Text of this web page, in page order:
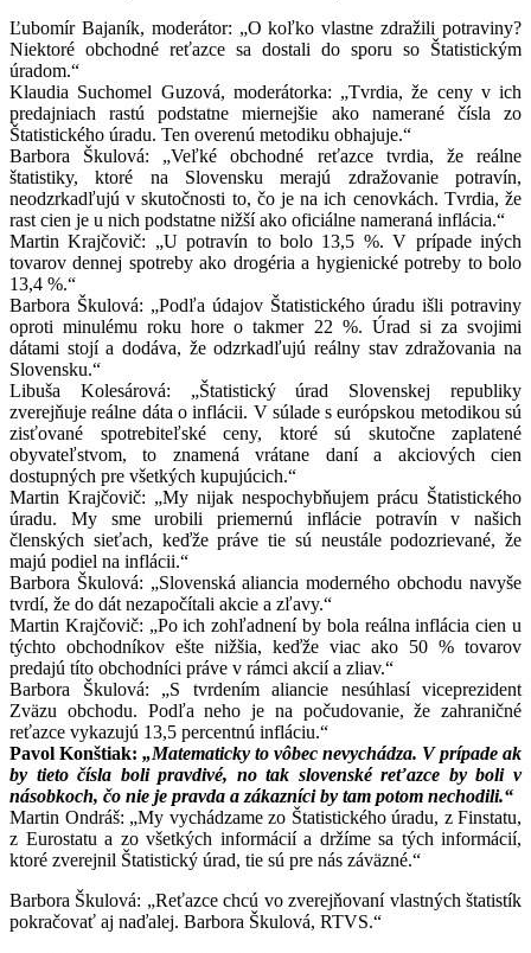
Ľubomír Bajaník, moderátor: „O koľko vlastne zdražili potraviny?
Niektoré obchodné reťazce sa dostali do sporu so Štatistickým
úradom.“
Klaudia Suchomel Guzová, moderátorka: „Tvrdia, že ceny v ich
predajniach rastú podstatne miernejšie ako namerané čísla zo
Štatistického úradu. Ten overenú metodiku obhajuje.“
Barbora Škulová: „Veľké obchodné reťazce tvrdia, že reálne
štatistiky, ktoré na Slovensku merajú zdražovanie potravín,
neodzrkadľujú v skutočnosti to, čo je na ich cenovkách. Tvrdia, že
rast cien je u nich podstatne nižší ako oficiálne nameraná inflácia.“
Martin Krajčovič: „U potravín to bolo 13,5 %. V prípade iných
tovarov dennej spotreby ako drogéria a hygienické potreby to bolo
13,4 %.“
Barbora Škulová: „Podľa údajov Štatistického úradu išli potraviny
oproti minulému roku hore o takmer 22 %. Úrad si za svojimi
dátami stojí a dodáva, že odzrkadľujú reálny stav zdražovania na
Slovensku.“
Libuša Kolesárová: „Štatistický úrad Slovenskej republiky
zverejňuje reálne dáta o inflácii. V súlade s európskou metodikou sú
zisťované spotrebiteľské ceny, ktoré sú skutočne zaplatené
obyvateľstvom, to znamená vrátane daní a akciových cien
dostupných pre všetkých kupujúcich.“
Martin Krajčovič: „My nijak nespochybňujem prácu Štatistického
úradu. My sme urobili priemernú inflácie potravín v našich
členských sieťach, keďže práve tie sú neustále podozrievané, že
majú podiel na inflácii.“
Barbora Škulová: „Slovenská aliancia moderného obchodu navyše
tvrdí, že do dát nezapočítali akcie a zľavy.“
Martin Krajčovič: „Po ich zohľadnení by bola reálna inflácia cien u
týchto obchodníkov ešte nižšia, keďže viac ako 50 % tovarov
predajú títo obchodníci práve v rámci akcií a zliav.“
Barbora Škulová: „S tvrdením aliancie nesúhlasí viceprezident
Zväzu obchodu. Podľa neho je na počudovanie, že zahraničné
reťazce vykazujú 13,5 percentnú infláciu.“
Pavol Konštiak: „Matematicky to vôbec nevychádza. V prípade ak
by tieto čísla boli pravdivé, no tak slovenské reťazce by boli v
násobkoch, čo nie je pravda a zákazníci by tam potom nechodili.“
Martin Ondráš: „My vychádzame zo Štatistického úradu, z Finstatu,
z Eurostatu a zo všetkých informácií a držíme sa tých informácií,
ktoré zverejnil Štatistický úrad, tie sú pre nás záväzné.“
Barbora Škulová: „Reťazce chcú vo zverejňovaní vlastných štatistík
pokračovať aj naďalej. Barbora Škulová, RTVS.“